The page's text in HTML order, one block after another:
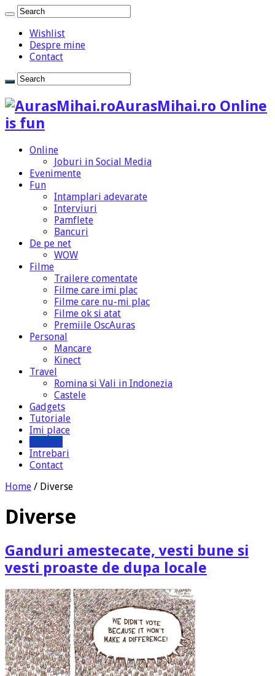
Wishlist
Despre mine
Contact
AurasMihai.ro Online
is fun
Online
Joburi in Social Media
Evenimente
Fun
Intamplari adevarate
Interviuri
Pamflete
Bancuri
De pe net
WOW
Filme
Trailere comentate
Filme care imi plac
Filme care nu-mi plac
Filme ok si atat
Premiile OscAuras
Personal
Mancare
Kinect
Travel
Romina si Vali in Indonezia
Castele
Gadgets
Tutoriale
Imi place
Diverse
Intrebari
Contact
Home / Diverse
Diverse
Ganduri amestecate, vesti bune si
vesti proaste de dupa locale